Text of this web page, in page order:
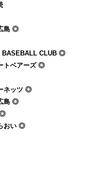
島 ◎
BASEBALL CLUB ◎
トベアーズ ◎
ネッツ ◎
島 ◎
◎
おい ◎